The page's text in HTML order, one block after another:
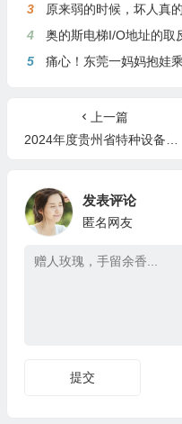
3
原来弱的时候，坏人真
4
奥的斯电梯I/O地址的取
5
痛心！东莞一妈妈抱娃乘
上一篇
2024年度贵州省特种设备检验员缺考人员通报！！
发表评论
匿名网友
提交